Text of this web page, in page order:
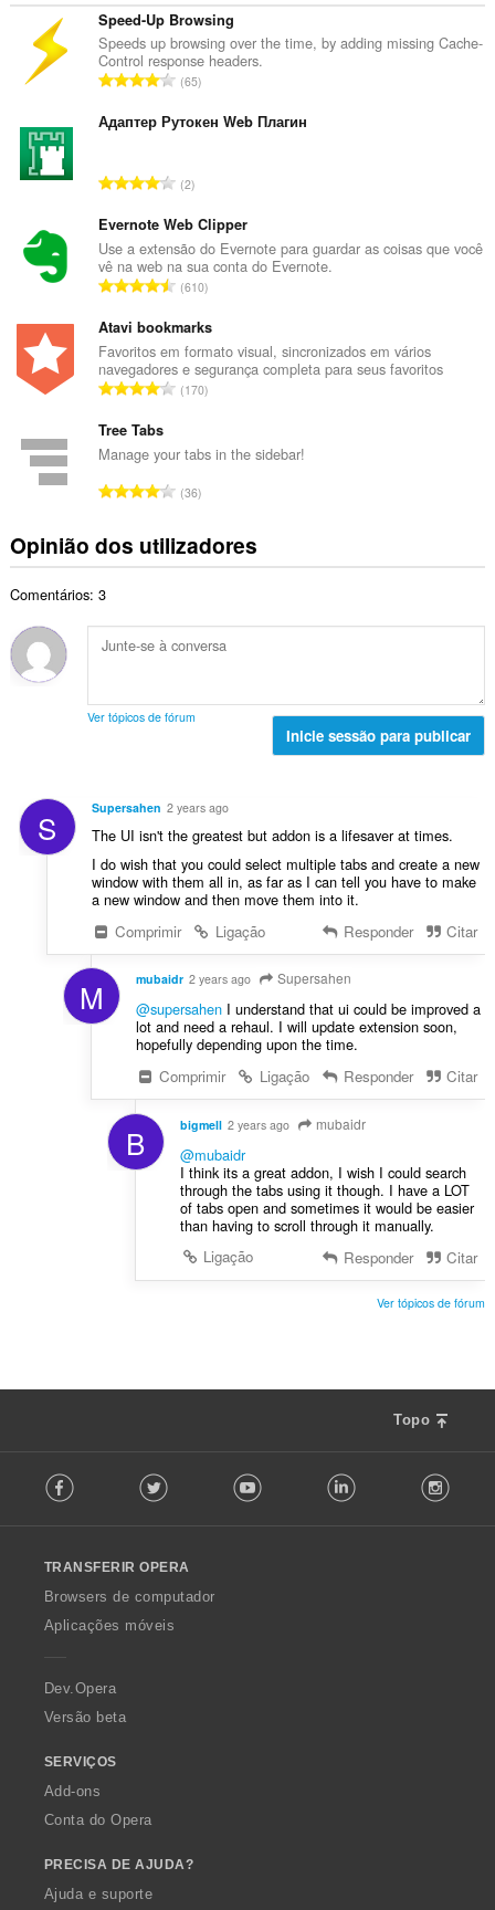
Speed-Up Browsing
Speeds up browsing over the time, by adding missing Cache-
Control response headers.
N
m
o
o
t
a
d
e
a
v
i
ç
e
s
65
Адаптер Рутокен Web Плагин
N
m
e
r
o
o
t
a
e
v
l
i
õ
e
2
Evernote Web Clipper
Use a extensão do Evernote para guardar as coisas que você
vê na web na sua conta do Evernote.
N
m
e
r
o
t
a
e
a
l
ç
õ
610
Atavi bookmarks
Favoritos em formato visual, sincronizados em vários
navegadores e segurança completa para seus favoritos
N
e
o
o
t
d
e
a
ç
õ
s
:
170
Tree Tabs
Manage your tabs in the sidebar!
N
m
e
t
o
l
v
a
l
i
a
ç
õ
e
s
36
Opinião dos utilizadores
Comentários: 3
Ver tópicos de fórum
Inicie sessão para publicar
S Supersahen 2 years ago
The UI isn't the greatest but addon is a lifesaver at times.
I do wish that you could select multiple tabs and create a new
window with them all in, as far as I can tell you have to make
a new window and then move them into it.
Comprimir
Ligação Responder Citar
M mubaidr 2 years ago Supersahen
@supersahenI understand that ui could be improved a
lot and need a rehaul. I will update extension soon,
hopefully depending upon the time.
Comprimir
Ligação Responder Citar
B bigmell 2 years ago mubaidr
@mubaidr
I think its a great addon, I wish I could search
through the tabs using it though. I have a LOT
of tabs open and sometimes it would be easier
than having to scroll through it manually.
Ligação
Responder Citar
Ver tópicos de fórum
Topo
o
w
O
p
a
Facebook Twitter Youtube LinkedIn
TRANSFERIR OPERA
Browsers de computador
Aplicações móveis
Dev.Opera
Versão beta
SERVIÇOS
Add-ons
Conta do Opera
PRECISA DE AJUDA?
Ajuda e suporte